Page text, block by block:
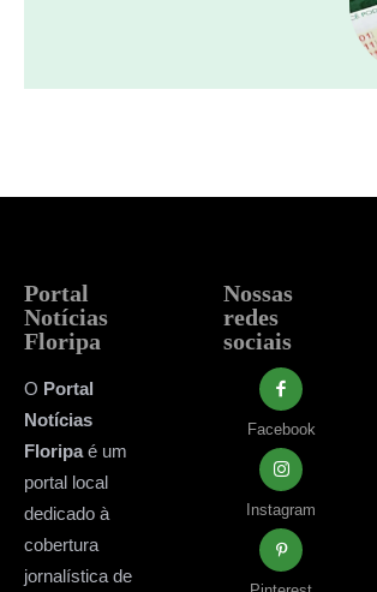
Portal
Notícias
Floripa
O Portal
Notícias
Floripaé um
portal local
dedicado à
cobertura
jornalística de
Nossas
redes
sociais
Facebook
Instagram